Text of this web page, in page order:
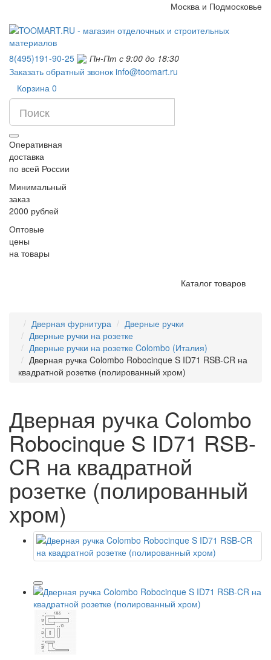
Москва и Подмосковье
8(495)191-90-25
Пн-Пт с 9:00 до 18:30
Заказать обратный звонок info@toomart.ru
Корзина 0
Оперативная
доставка
по всей России
Минимальный
заказ
2000 рублей
Оптовые
цены
на товары
Каталог товаров
Дверная фурнитура
Дверные ручки
Дверные ручки на розетке
Дверные ручки на розетке Colombo (Италия)
Дверная ручка Colombo Robocinque S ID71 RSB-CR на
квадратной розетке (полированный хром)
Дверная ручка Colombo
Robocinque S ID71 RSB-
CR на квадратной
розетке (полированный
хром)